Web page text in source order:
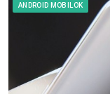
ANDROID MOBILOK